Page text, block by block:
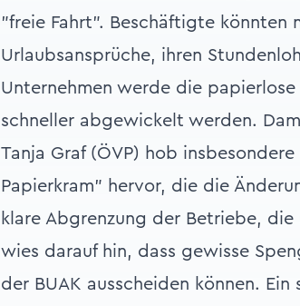
"freie Fahrt". Beschäftigte
Urlaubsansprüche, ihren
Unternehmen werde die
schneller abgewickelt werden.
Tanja Graf (ÖVP) hob
Papierkram" hervor, die die
klare Abgrenzung der Betriebe, die
wies darauf hin, dass gewisse
der BUAK ausscheiden können.